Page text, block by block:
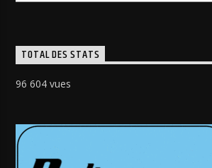
TOTAL DES STATS
96 604 vues